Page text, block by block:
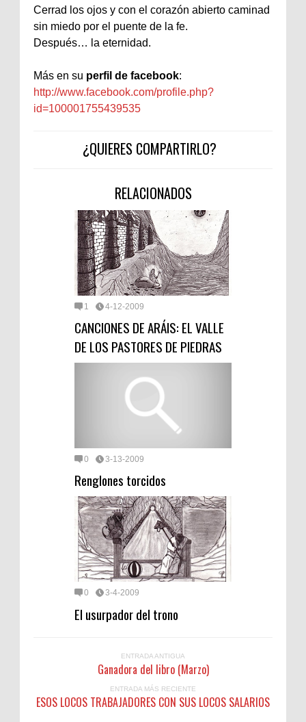
Cerrad los ojos y con el corazón abierto caminad
sin miedo por el puente de la fe.
Después… la eternidad.
Más en su perfil de facebook:
http://www.facebook.com/profile.php?
id=100001755439535
¿QUIERES COMPARTIRLO?
RELACIONADOS
1 4-12-2009
CANCIONES DE ARÁIS: EL VALLE
DE LOS PASTORES DE PIEDRAS
0 3-13-2009
Renglones torcidos
0 3-4-2009
El usurpador del trono
ENTRADA ANTIGUA
Ganadora del libro (Marzo)
ENTRADA MÁS RECIENTE
ESOS LOCOS TRABAJADORES CON SUS LOCOS SALARIOS